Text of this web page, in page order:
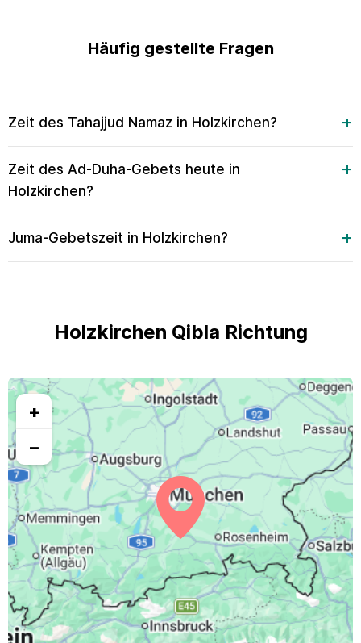
Häufig gestellte Fragen
Zeit des Tahajjud Namaz in Holzkirchen?
Zeit des Ad-Duha-Gebets heute in
Holzkirchen?
Juma-Gebetszeit in Holzkirchen?
Holzkirchen Qibla Richtung
+
−